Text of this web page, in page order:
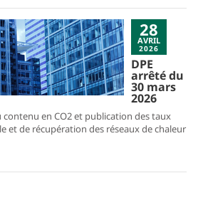
28
AVRIL
2026
DPE
arrêté du
30 mars
2026
contenu en CO2 et publication des taux
et de récupération des réseaux de chaleur